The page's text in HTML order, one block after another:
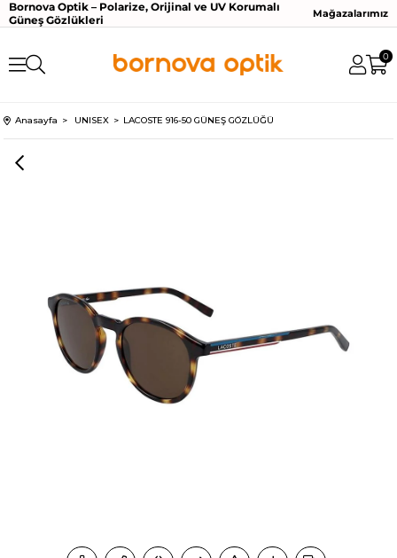
Bornova Optik – Polarize, Orijinal ve UV Korumalı
Güneş Gözlükleri
Mağazalarımız
0
Anasayfa UNISEX LACOSTE 916-50 GÜNEŞ GÖZLÜĞÜ